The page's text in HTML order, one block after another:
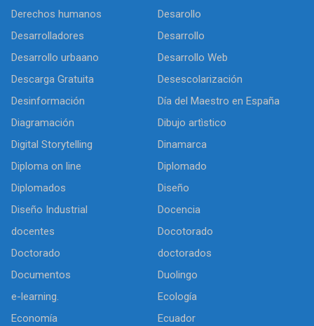
Derechos humanos
Desarollo
Desarrolladores
Desarrollo
Desarrollo urbaano
Desarrollo Web
Descarga Gratuita
Desescolarización
Desinformación
Día del Maestro en España
Diagramación
Dibujo artìstico
Digital Storytelling
Dinamarca
Diploma on line
Diplomado
Diplomados
Diseño
Diseño Industrial
Docencia
docentes
Docotorado
Doctorado
doctorados
Documentos
Duolingo
e-learning.
Ecología
Economía
Ecuador